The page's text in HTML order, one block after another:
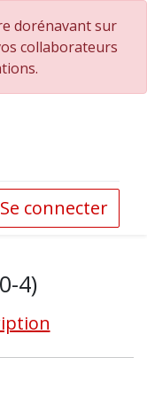
dorénavant sur
collaborateurs
Se connecter
4)